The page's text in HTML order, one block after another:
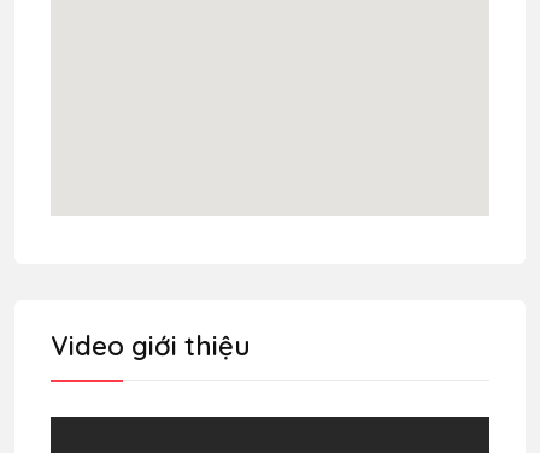
Video giới thiệu